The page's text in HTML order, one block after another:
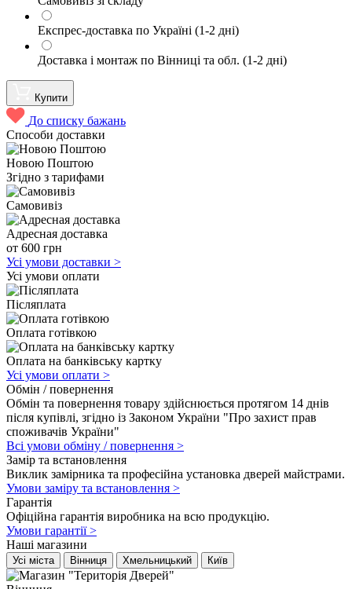
Експрес-доставка по Україні (1-2 дні)
Доставка і монтаж по Вінниці та обл. (1-2 дні)
Купити
До списку бажань
Способи доставки
Новою Поштою
Згідно з тарифами
Самовивіз
Адресная доставка
от 600 грн
Усі умови доставки >
Усі умови оплати
Післяплата
Оплата готівкою
Оплата на банківську картку
Усі умови оплати >
Обмін / повернення
Обмін та повернення товару здійснюється протягом 14 днів
після купівлі, згідно із Законом України "Про захист прав
споживачів України"
Всі умови обміну / повернення >
Замір та встановлення
Виклик замірника та професійна установка дверей майстрами.
Умови заміру та встановлення >
Гарантія
Офіційна гарантія виробника на всю продукцію.
Умови гарантії>
Наші магазини
Усі міста Вінниця Хмельницький Київ